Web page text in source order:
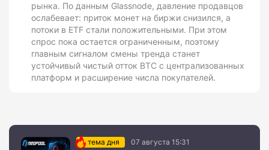
рынка. По данным Glassnode, давление продавцов
ослабевает: приток монет на биржи снизился, а
потоки в ETF стали положительными. При этом
спрос пока остается ограниченным, поэтому
главным сигналом смены тренда станет
устойчивый чистый отток BTC с централизованных
платформ и расширение числа покупателей.
тема дня 07 августа 15:31